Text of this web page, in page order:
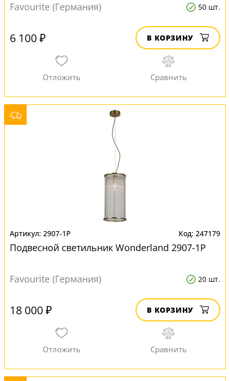
Favourite (Германия) 50 шт.
6 100 ₽ В КОРЗИНУ
2907-1P 247179
Подвесной светильник Wonderland 2907-1P
Favourite (Германия) 20 шт.
18 000 ₽ В КОРЗИНУ